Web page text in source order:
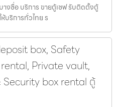
งซื่อ บริการ ขายตู้เซฟ รับติดตั้งตู้
บริการทั่วไทย ร
box, Safety
Private vault,
Security box rental ตู้